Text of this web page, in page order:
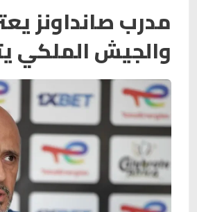
مدرب صانداونز
والجيش الملكي